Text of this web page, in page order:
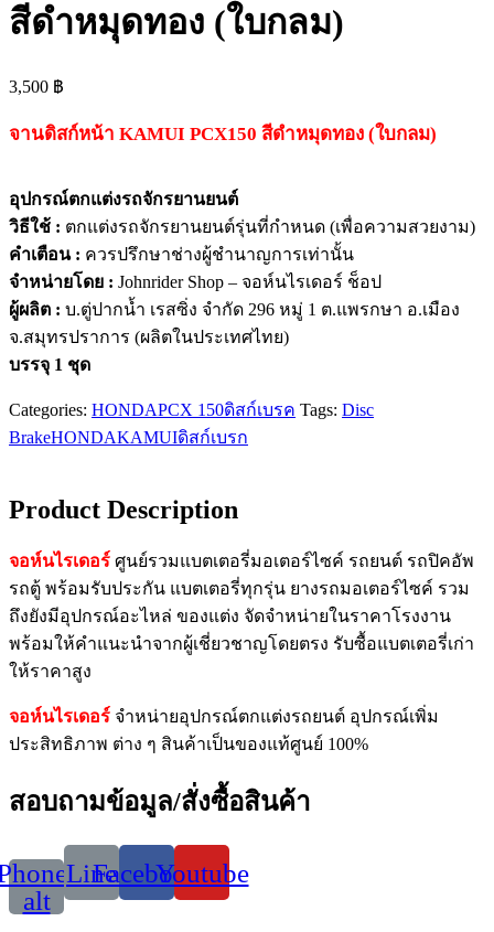
สีดำหมุดทอง (ใบกลม)
3,500 ฿
จานดิสก์หน้า KAMUI PCX150 สีดำหมุดทอง (ใบกลม)
อุปกรณ์ตกแต่งรถจักรยานยนต์
วิธีใช้ : ตกแต่งรถจักรยานยนต์รุ่นที่กำหนด (เพื่อความสวยงาม)
คำเตือน : ควรปรึกษาช่างผู้ชำนาญการเท่านั้น
จำหน่ายโดย : Johnrider Shop – จอห์นไรเดอร์ ช็อป
ผู้ผลิต : บ.ตู่ปากน้ำ เรสซิ่ง จำกัด 296 หมู่ 1 ต.แพรกษา อ.เมือง
จ.สมุทรปราการ (ผลิตในประเทศไทย)
บรรจุ 1 ชุด
Categories: HONDAPCX 150ดิสก์เบรค Tags: Disc
BrakeHONDAKAMUIดิสก์เบรก
Product Description
จอห์นไรเดอร์ ศูนย์รวมแบตเตอรี่มอเตอร์ไซค์ รถยนต์ รถปิคอัพ
รถตู้ พร้อมรับประกัน แบตเตอรี่ทุกรุ่น ยางรถมอเตอร์ไซค์ รวม
ถึงยังมีอุปกรณ์อะไหล่ ของแต่ง จัดจำหน่ายในราคาโรงงาน
พร้อมให้คำแนะนำจากผู้เชี่ยวชาญโดยตรง รับซื้อแบตเตอรี่เก่า
ให้ราคาสูง
จอห์นไรเดอร์ จำหน่ายอุปกรณ์ตกแต่งรถยนต์ อุปกรณ์เพิ่ม
ประสิทธิภาพ ต่าง ๆ สินค้าเป็นของแท้ศูนย์ 100%
สอบถามข้อมูล/สั่งซื้อสินค้า
alt
LineFacebookYoutube